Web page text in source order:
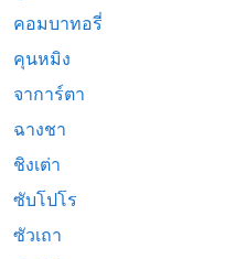
คอมบาทอรี่
คุนหมิง
จาการ์ตา
ฉางชา
ชิงเต่า
ซับโปโร
ซัวเถา